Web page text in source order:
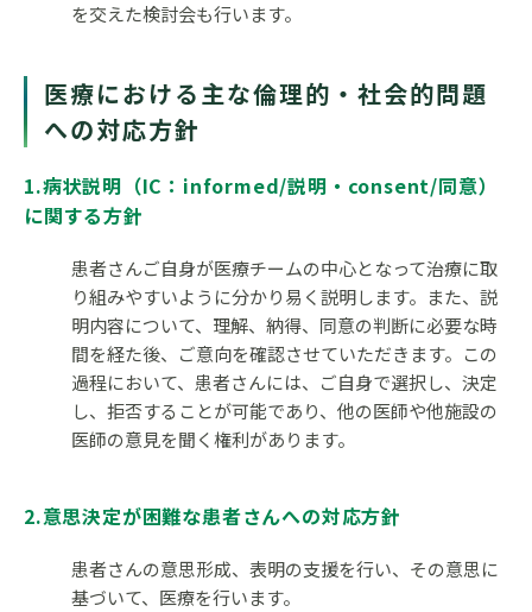
を交えた検討会も行います。
医療における主な倫理的・社会的問題
への対応方針
1.病状説明（IC：informed/説明・consent/同意）
に関する方針
患者さんご自身が医療チームの中心となって治療に取
り組みやすいように分かり易く説明します。また、説
明内容について、理解、納得、同意の判断に必要な時
間を経た後、ご意向を確認させていただきます。この
過程において、患者さんには、ご自身で選択し、決定
し、拒否することが可能であり、他の医師や他施設の
医師の意見を聞く権利があります。
2.意思決定が困難な患者さんへの対応方針
患者さんの意思形成、表明の支援を行い、その意思に
基づいて、医療を行います。